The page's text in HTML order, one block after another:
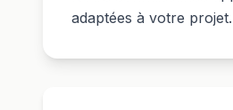
adaptées à votre projet.